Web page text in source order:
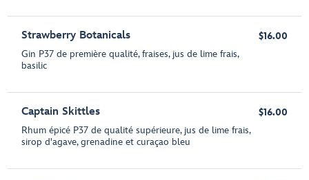
Strawberry Botanicals
Gin P37 de première qualité, fraises, jus de lime frais,
basilic
$16.00
Captain Skittles
Rhum épicé P37 de qualité supérieure, jus de lime frais,
sirop d'agave, grenadine et curaçao bleu
$16.00